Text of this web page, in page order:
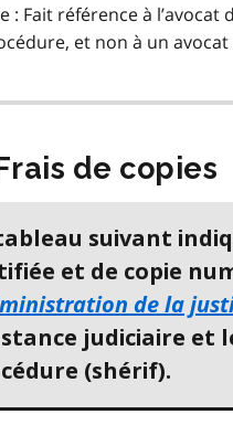
: Fait référence à l’avocat
et non à un avocat
de copies
suivant
et de copie
de la
judiciaire et
(shérif).